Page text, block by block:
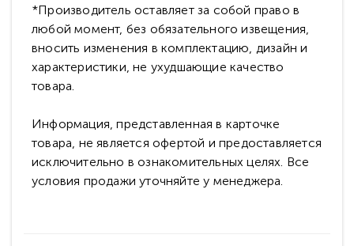
*Производитель оставляет за собой право в
любой момент, без обязательного извещения,
вносить изменения в комплектацию, дизайн и
характеристики, не ухудшающие качество
товара.
Информация, представленная в карточке
товара, не является офертой и предоставляется
исключительно в ознакомительных целях. Все
условия продажи уточняйте у менеджера.